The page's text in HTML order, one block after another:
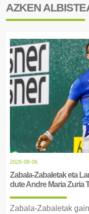
AZKEN
2026-08-06
Zabala-Zabaletak eta
dute Andre Maria Zuria
Zabala-Zabaletak